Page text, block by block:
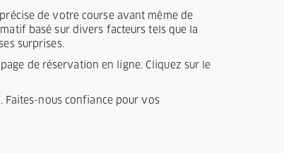
de votre course avant même de
basé sur divers facteurs tels que la
surprises.
de réservation en ligne. Cliquez sur le
Faites-nous confiance pour vos